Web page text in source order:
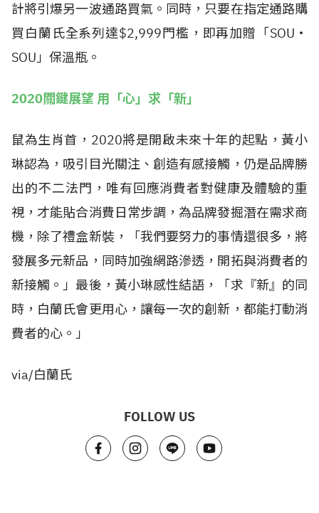
計將引爆另一波通路買氣。同時，只要在指定通路購
買白蘭氏全系列達$2,999門檻，即再加贈「SOU‧
SOU」保溫瓶。
2020關鍵展望 用「心」求「新」
鼠為生肖首，2020將是開啟未來十年的起點，黃小
琳認為，吸引目光關注、創造有感接觸，仍是品牌勝
出的不二法門，唯有回應消費者對健康及體驗的重
視，才能貼合消費日常步調，為品牌發掘潛在需求商
機，除了禮盒新裝，「我們要努力的事情還很多，將
發展多元新品，同時加強網路滲透，開拓與消費者的
新接觸。」最後，黃小琳感性結語，「求『新』的同
時，白蘭氏會更用心，讓每一次的創新，都能打動消
費者的心。」
via/白蘭氏
FOLLOW US